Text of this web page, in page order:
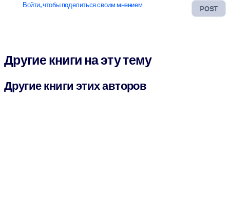
POST
Войти, чтобы поделиться своим мнением
Другие книги на эту тему
Другие книги этих авторов